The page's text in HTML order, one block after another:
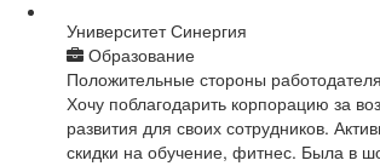
Университет Синергия
Образование
Положительные стороны работодателя
Хочу поблагодарить корпорацию за
развития для своих сотрудников.
скидки на обучение, фитнес. Была в